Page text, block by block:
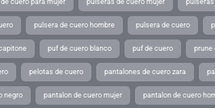
pulsera de cuero hombre pulsera de cuero
puf de cuero blanco puf de cuero prune
pelotas de cuero pantalones de cuero zara
negro pantalon de cuero mujer pantalon de cuero